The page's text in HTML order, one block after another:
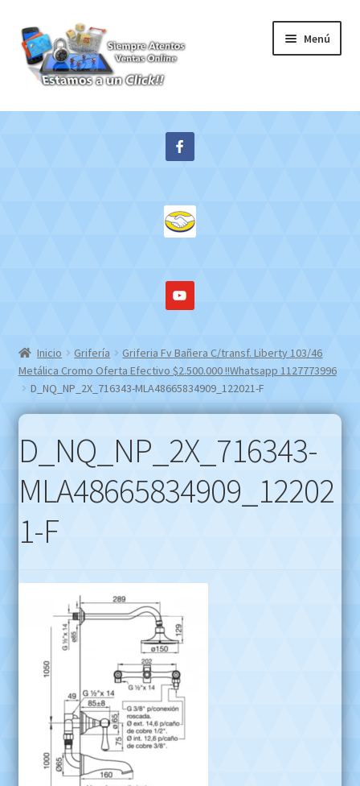
Ir
a
la
navegación
Ir
al
contenido
Menú
Inicio
Inicio Grifería
Griferia Fv Bañera C/transf. Liberty 103/46
Metálica Cromo Oferta Efectivo $2.500.000 !!Whatsapp 1127773996
D_NQ_NP_2X_716343-MLA48665834909_122021-F
D_NQ_NP_2X_716343-
MLA48665834909_12202
1-F